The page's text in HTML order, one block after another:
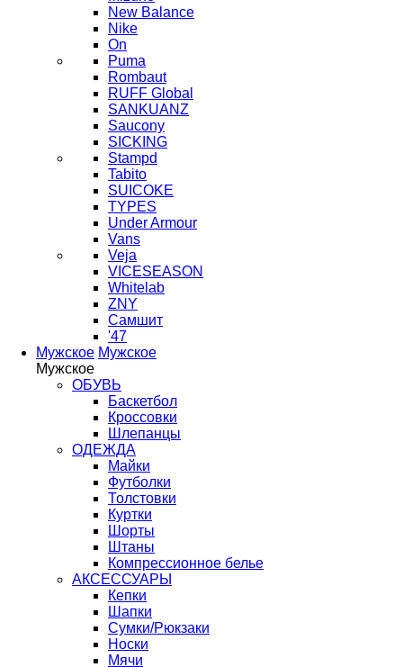
New Balance
Nike
On
Puma
Rombaut
RUFF Global
SANKUANZ
Saucony
SICKING
Stampd
Tabito
SUICOKE
TYPES
Under Armour
Vans
Veja
VICESEASON
Whitelab
ZNY
Самшит
'47
Мужское Мужское
Мужское
ОБУВЬ
Баскетбол
Кроссовки
Шлепанцы
ОДЕЖДА
Майки
Футболки
Толстовки
Куртки
Шорты
Штаны
Компрессионное белье
АКСЕССУАРЫ
Кепки
Шапки
Сумки/Рюкзаки
Носки
Мячи